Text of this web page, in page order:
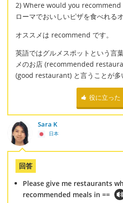
2) Where would you
ローマでおいしいピザを食べれる
オススメは recommend です。
英語ではグルメスポットという言
メのお店 (recommended
(good restaurant) と言うことが多
役に立った
Sara K
日本
回答
Please give me restaurants
recommended meals in ==